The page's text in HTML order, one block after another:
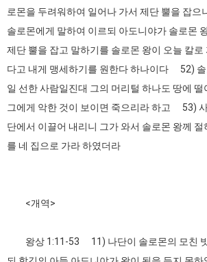
로몬을 두려워하여 일어나 가서 제단 뿔을 잡
솔로몬에게 말하여 이르되 아도니야가 솔로몬
제단 뿔을 잡고 말하기를 솔로몬 왕이 오늘 칼로
다고 내게 맹세하기를 원한다 하나이다 52)
일 선한 사람일진대 그의 머리털 하나도 땅에
그에게 악한 것이 보이면 죽으리라 하고 53)
단에서 이끌어 내리니 그가 와서 솔로몬 왕께
를 네 집으로 가라 하였더라
<개역>
왕상 1:11-53 11) 나단이 솔로몬의 모친